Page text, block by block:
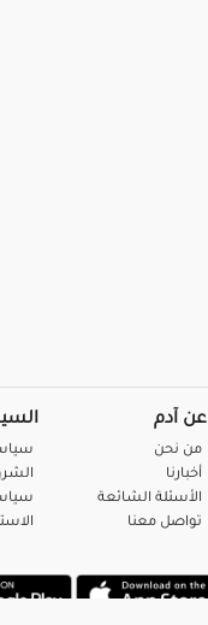
عن آدم
من نحن
أخبارنا
الأسئلة الشائعة
تواصل معنا